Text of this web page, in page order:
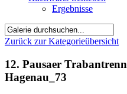
Ergebnisse
Zurück zur Kategorieübersicht
12. Pausaer
Hagenau_73